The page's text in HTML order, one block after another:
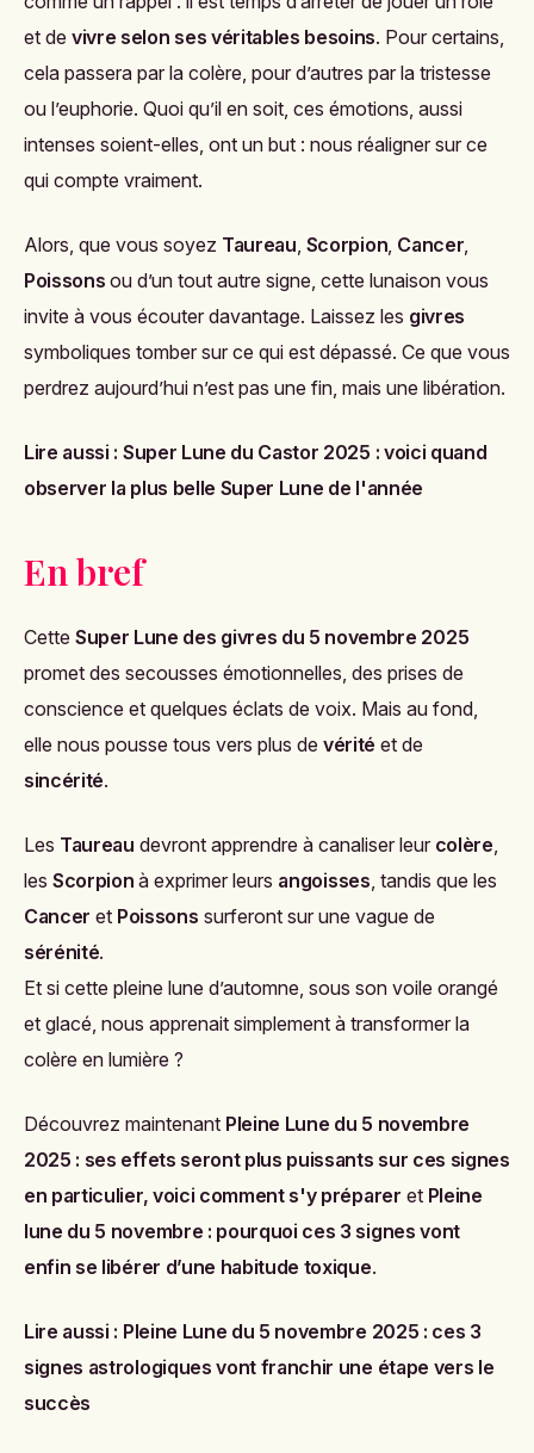
et de vivre selon ses véritables besoins. Pour certains,
cela passera par la colère, pour d’autres par la tristesse
ou l’euphorie. Quoi qu’il en soit, ces émotions, aussi
intenses soient-elles, ont un but : nous réaligner sur ce
qui compte vraiment.
Alors, que vous soyez Taureau Scorpion Cancer
Poissons ou d’un tout autre signe, cette lunaison vous
invite à vous écouter davantage. Laissez les givres
symboliques tomber sur ce qui est dépassé. Ce que vous
perdrez aujourd’hui n’est pas une fin, mais une libération.
Lire aussi : Super Lune du Castor 2025 : voici quand
observer la plus belle Super Lune de l'année
En bref
Cette Super Lune des givres du 5 novembre 2025
promet des secousses émotionnelles, des prises de
conscience et quelques éclats de voix. Mais au fond,
elle nous pousse tous vers plus de vérité et de
sincérité.
Les Taureau devront apprendre à canaliser leur colère
les Scorpion à exprimer leurs angoisses , tandis que les
Cancer et Poissons surferont sur une vague de
sérénité.
Et si cette pleine lune d’automne, sous son voile orangé
et glacé, nous apprenait simplement à transformer la
colère en lumière ?
Découvrez maintenant Pleine Lune du 5 novembre
2025 : ses effets seront plus puissants sur ces signes
en particulier, voici comment s'y préparer et Pleine
lune du 5 novembre : pourquoi ces 3 signes vont
enfin se libérer d’une habitude toxique.
Lire aussi : Pleine Lune du 5 novembre 2025 : ces 3
signes astrologiques vont franchir une étape vers le
succès